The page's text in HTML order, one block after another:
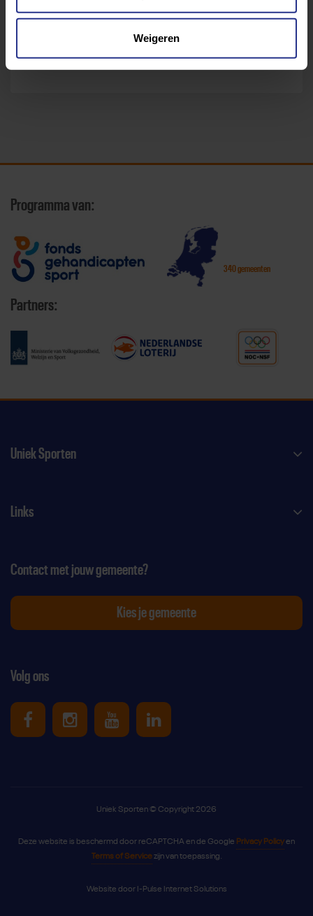
Weigeren
Terug naar sportaanbod
Programma van:
340 gemeenten
Partners:
Uniek Sporten
Links
Volg ons
Uniek Sporten op Facebook
Uniek Sporten op Instagram
Uniek Sporten op Youtube
Uniek Sporten op
Contact met jouw gemeente?
Kies je gemeente
Uniek Sporten © Copyright 2026
Deze website is beschermd door reCAPTCHA en de Google Privacy Policyen
Terms of Servicezijn van toepassing.
Website door I-Pulse Internet Solutions